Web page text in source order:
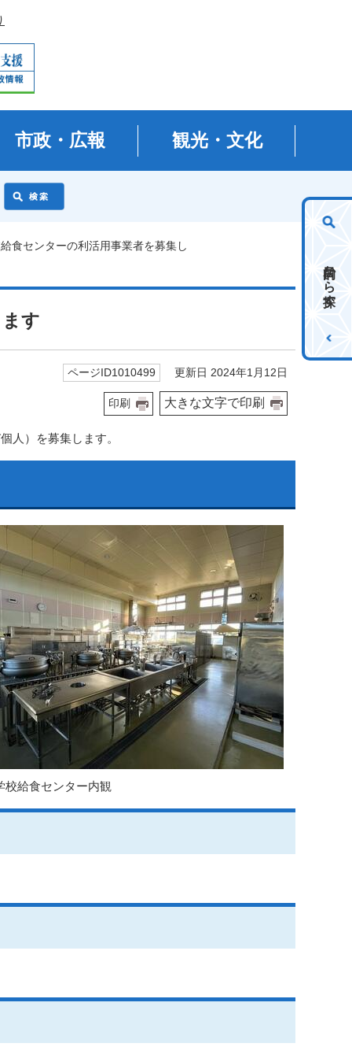
市政・広報 観光・文化
目的から探す
食センターの利活用事業者を募集し
す
ページID1010499 更新日 2024年1月12日
印刷 大きな文字で印刷
人）を募集します。
校給食センター内観